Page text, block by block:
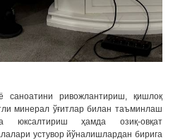
саноатини ривожлантириш, қишлоқ
минерал ўғитлар билан таъминлаш
юксалтириш ҳамда озиқ-овқат
устувор йўналишлардан бирига